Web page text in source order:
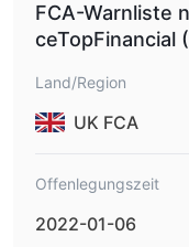
FCA-Warnliste
ceTopFinancial
Land/Region
UK FCA
Offenlegungszeit
2022-01-06